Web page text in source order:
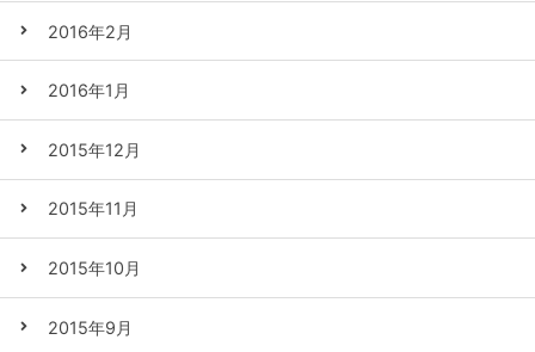
2016年2月
2016年1月
2015年12月
2015年11月
2015年10月
2015年9月